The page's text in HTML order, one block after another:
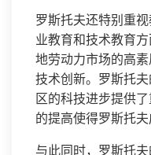
罗斯托夫还特别重
业教育和技术教育
地劳动力市场的高
技术创新。罗斯托
区的科技进步提供
的提高使得罗斯托
与此同时，罗斯托